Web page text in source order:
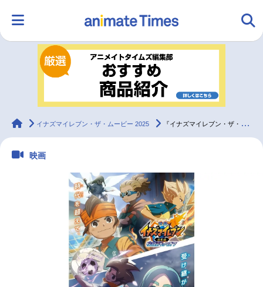
ランキング アニメ
ラジオ グッズ
配信・Vtuber トレンド
声優記事一覧
実写化映画一覧
animateTimes
イナズマイレブン・ザ・ムービー 2025 『イナズマイレブン・ザ・ムービー 2025』全国の上映劇場発表！
映画